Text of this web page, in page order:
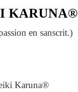
KARUNA®
en sanscrit.)
Karuna®